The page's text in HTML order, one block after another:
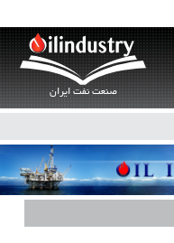
صنعت نفت ایران